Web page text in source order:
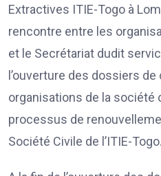
Extractives ITIE-Togo à
rencontre entre les
et le Secrétariat dudit
l’ouverture des dossiers
organisations de la société
processus de
Société Civile de l’ITIE-Togo.